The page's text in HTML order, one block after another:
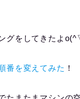
グをしてきたよ
番を変えてみた ！